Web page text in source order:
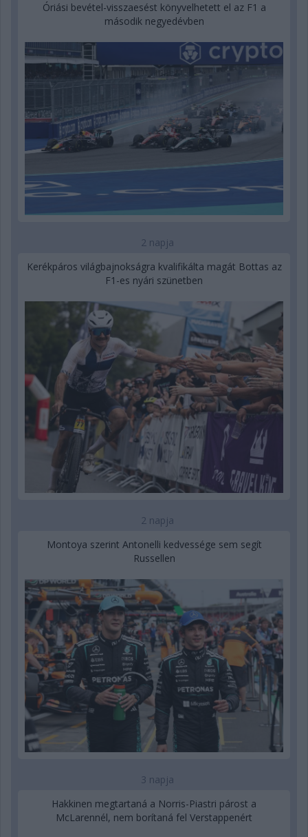
Óriási bevétel-visszaesést könyvelhetett el az F1 a
második negyedévben
2 napja
Kerékpáros világbajnokságra kvalifikálta magát Bottas az
F1-es nyári szünetben
2 napja
Montoya szerint Antonelli kedvessége sem segít
Russellen
3 napja
Hakkinen megtartaná a Norris-Piastri párost a
McLarennél, nem borítaná fel Verstappenért